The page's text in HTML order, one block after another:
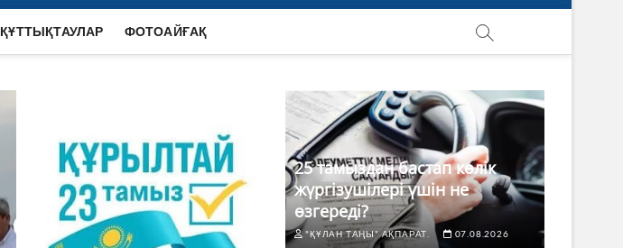
ҚҰТТЫҚТАУЛАР ФОТОАЙҒАҚ
25 тамыздан бастап көлік
жүргізушілері үшін не
өзгереді?
"ҚҰЛАН ТАҢЫ" АҚПАРАТ.
07.08.2026